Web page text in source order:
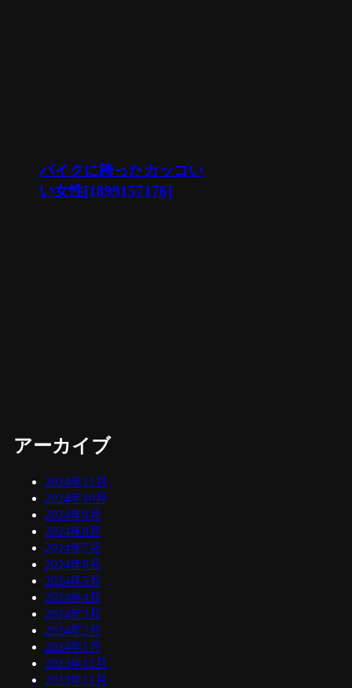
バイクに跨ったカッコい
い女性[1899157176]
アーカイブ
2024年11月
2024年10月
2024年9月
2024年8月
2024年7月
2024年6月
2024年5月
2024年4月
2024年3月
2024年2月
2024年1月
2023年12月
2023年11月